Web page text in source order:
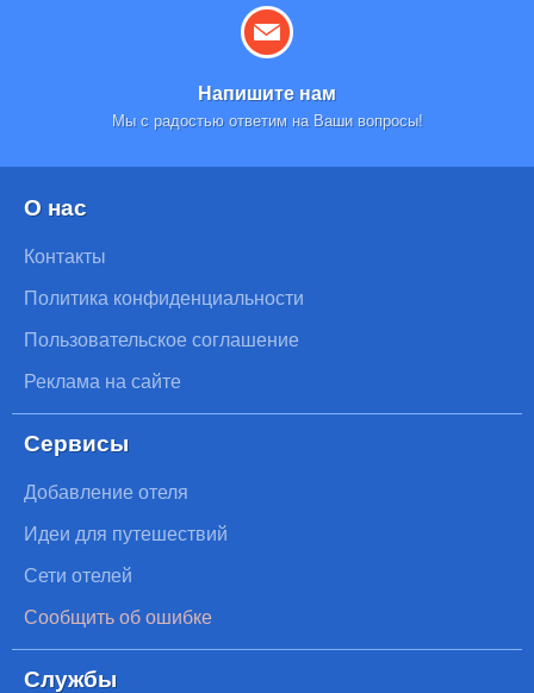
Напишите нам
Мы с радостью ответим на Ваши вопросы!
О нас
Контакты
Политика конфиденциальности
Пользовательское соглашение
Реклама на сайте
Сервисы
Добавление отеля
Идеи для путешествий
Сети отелей
Сообщить об ошибке
Службы